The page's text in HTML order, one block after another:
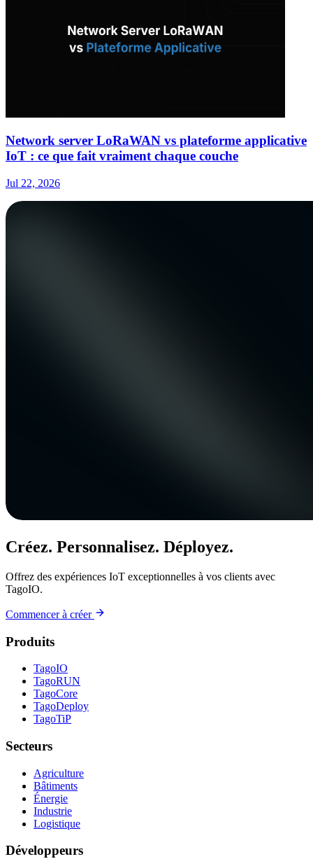
Network server LoRaWAN vs plateforme applicative
IoT : ce que fait vraiment chaque couche
Jul 22, 2026
Créez. Personnalisez. Déployez.
Offrez des expériences IoT exceptionnelles à vos clients avec
TagoIO.
Commencer à créer
Produits
TagoIO
TagoRUN
TagoCore
TagoDeploy
TagoTiP
Secteurs
Agriculture
Bâtiments
Énergie
Industrie
Logistique
Développeurs